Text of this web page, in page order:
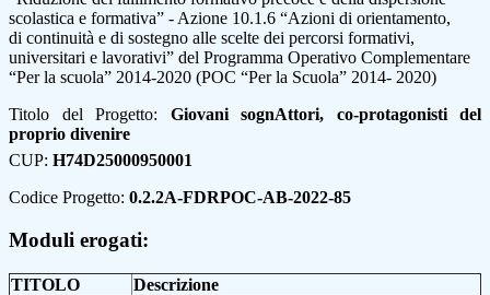
scolastica e formativa” - Azione 10.1.6 “Azioni di orientamento,
di continuità e di sostegno alle scelte dei percorsi formativi,
universitari e lavorativi” del Programma Operativo Complementare
“Per la scuola” 2014-2020 (POC “Per la Scuola” 2014- 2020)
Titolo del Progetto: Giovani sognAttori, co-protagonisti del
proprio divenire
CUP: H74D25000950001
Codice Progetto: 0.2.2A-FDRPOC-AB-2022-85
Moduli erogati:
TITOLO Descrizione